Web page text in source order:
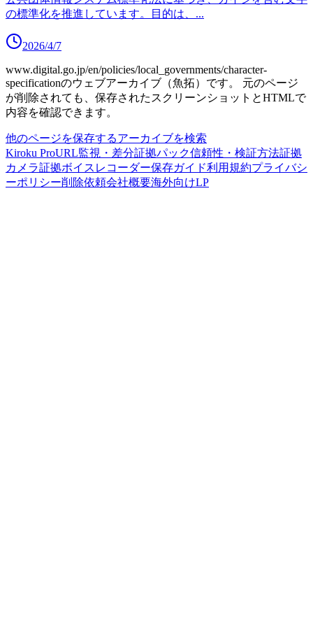
の標準化を推進しています。目的は、 ...
2026/4/7
www.digital.go.jp/en/policies/local_governments/character-
specificationのウェブアーカイブ（魚拓）です。
元のページ
が削除されても、保存されたスクリーンショットとHTMLで
内容を確認できます。
他のページを保存するアーカイブを検索
Kiroku ProURL監視・差分証拠パック信頼性・検証方法証拠
カメラ証拠ボイスレコーダー保存ガイド利用規約プライバシ
ーポリシー削除依頼会社概要海外向けLP